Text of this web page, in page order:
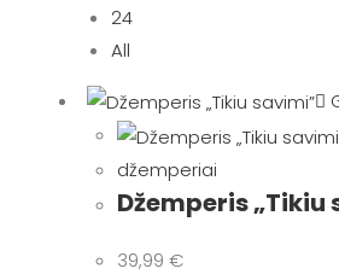
24
All
džemperiai
Džemperis „Tikiu
39,99 €